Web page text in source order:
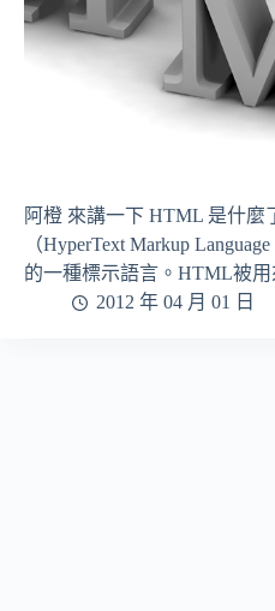
阿橙 來講一下 HTML 是什麼
（HyperText Markup
的一種標示語言。HTML被
2012 年 04 月 01 日